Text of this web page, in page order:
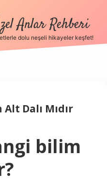
Anlar Rehberi
dolu neşeli hikayeler keşfet!
Dalı Mıdır
bilim